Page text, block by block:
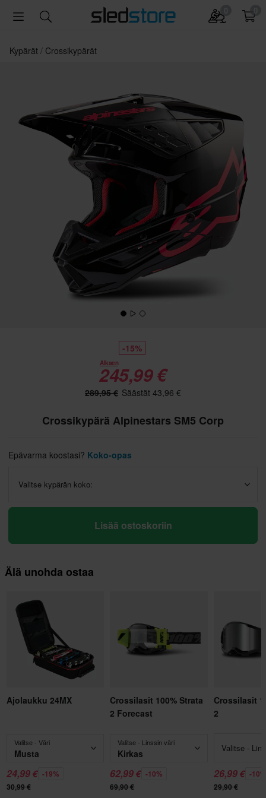
Kypärät Crossikypärät
-15%
Alkaen
245,99 €
289,95 € Säästät 43,96 €
Crossikypärä Alpinestars SM5 Corp
Epävarma koostasi? Koko-opas
Valitse kypärän koko:
Lisää ostoskoriin
Älä unohda ostaa
Ajolaukku 24MX
Valitse - Väri
Musta
24,99 € -19%
30,99 €
Crossilasit 100% Strata
2 Forecast
Valitse - Linssin väri
Kirkas
62,99 € -10%
69,90 €
Crossilasit
2
Valitse -
26,99 € -10%
29,90 €